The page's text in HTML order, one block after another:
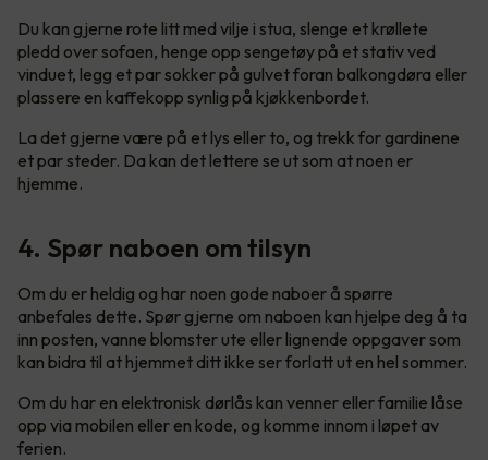
Du kan gjerne rote litt med vilje i stua, slenge et krøllete
pledd over sofaen, henge opp sengetøy på et stativ ved
vinduet, legg et par sokker på gulvet foran balkongdøra eller
plassere en kaffekopp synlig på kjøkkenbordet.
La det gjerne være på et lys eller to, og trekk for gardinene
et par steder. Da kan det lettere se ut som at noen er
hjemme.
4. Spør naboen om tilsyn
Om du er heldig og har noen gode naboer å spørre
anbefales dette. Spør gjerne om naboen kan hjelpe deg å ta
inn posten, vanne blomster ute eller lignende oppgaver som
kan bidra til at hjemmet ditt ikke ser forlatt ut en hel sommer.
Om du har en elektronisk dørlås kan venner eller familie låse
opp via mobilen eller en kode, og komme innom i løpet av
ferien.